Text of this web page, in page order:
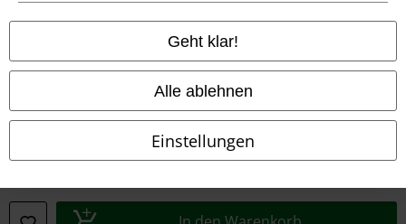
Geht klar!
Alle ablehnen
Einstellungen
© 1986-2026 E.M.P. Merchandising HGmbH
EMP Online Shops
EMP France